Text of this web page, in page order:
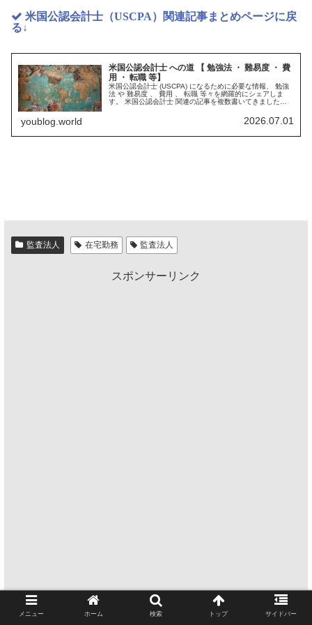
米国公認会計士（USCPA）関連記事まとめページに戻
る↓
米国公認会計士 への道 【 勉強法 ・ 難易度 ・ 費
用 ・ 転職 等】
米国公認会計士 (USCPA) になるために必要な情報、 勉強
法 や 難易度 、 費用 、 転職 等々を網羅的にシェアしま
す。 米国公認会計士 関連の記事を複数書いてきました
が大変かと思いましたので、この1ページから簡単に探せ
youblog.world 2026.07.01
監査法人 在宅勤務 監査法人
スポンサーリンク
メニュー ホーム 検索 トップ サイドバー